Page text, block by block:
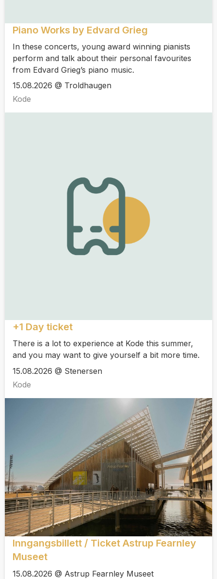
Piano Works by Edvard Grieg
In these concerts, young award winning pianists
perform and talk about their personal favourites
from Edvard Grieg’s piano music.
15.08.2026 @ Troldhaugen
Kode
+1 Day ticket
There is a lot to experience at Kode this summer,
and you may want to give yourself a bit more time.
15.08.2026 @ Stenersen
Kode
Inngangsbillett / Ticket Astrup Fearnley
Museet
15.08.2026 @ Astrup Fearnley Museet